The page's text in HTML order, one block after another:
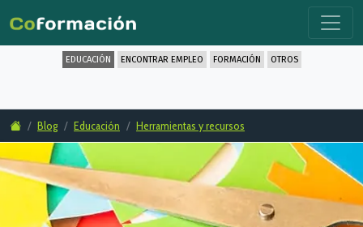
EDUCACIÓN ENCONTRAR EMPLEO FORMACIÓN OTROS
Blog Educación Herramientas y recursos